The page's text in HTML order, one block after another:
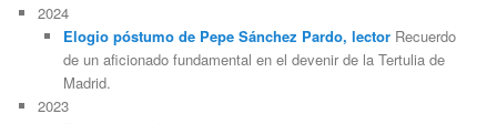
2024
Elogio póstumo de Pepe Sánchez Pardo, lectorRecuerdo
de un aficionado fundamental en el devenir de la Tertulia de
Madrid.
2023